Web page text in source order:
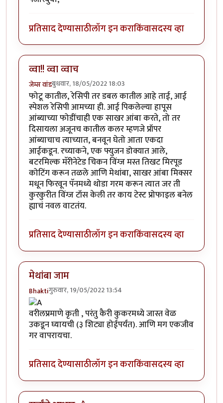
प्रतिसाद देण्यासाठीलॉग इन कराकिंवासदस्य व्हा
व्वा!! व्वा व्वाच
जेम्स वांडबुधवार, 18/05/2022 18:03
फोटू कातील, रेसिपी तर डबल कातील आहे ताई, आई
स्पेशल रेसिपी आमच्या ही. आई पिकलेल्या हापूस
आंब्याच्या फोडींचाही एक साखर आंबा करते, तो तर
दिसायला अजूनच कातील कलर म्हणजे प्रॉपर
आंब्याचाच त्याच्यात, बनवून घेतो आता एकदा
आईकडून. रच्याकने, एक फ्युजन डोक्यात आले,
बटरमिल्क मॅरीनेटेड चिकन विंग्ज मस्त तिखट मिरपूड
कोटिंग करून तळले आणि मेथांबा, साखर आंबा मिक्सर
मधून फिरवून पॅनमध्ये थोडा गरम करून त्यात जर ती
कुरकुरीत विंग्ज टॉस केली तर काय टेस्ट प्रोफाइल बनेल
ह्याचं नवल वाटतंय.
प्रतिसाद देण्यासाठीलॉग इन कराकिंवासदस्य व्हा
मेथांबा जाम
Bhaktiगुरुवार, 19/05/2022 13:54
वरीलप्रमाणे कृती , परंतु कैरी कुकरमध्ये जास्त वेळ
उकडून घ्यायची (३ शिट्या होईपर्यंत). आणि मग एकजीव
गर वापरायचा.
प्रतिसाद देण्यासाठीलॉग इन कराकिंवासदस्य व्हा